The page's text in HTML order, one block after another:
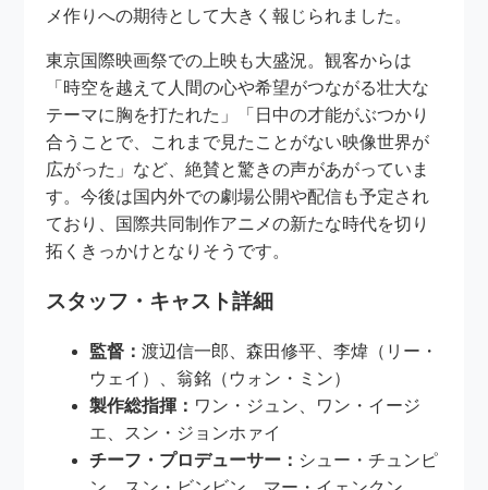
メ作りへの期待として大きく報じられました。
東京国際映画祭での上映も大盛況。観客からは
「時空を越えて人間の心や希望がつながる壮大な
テーマに胸を打たれた」「日中の才能がぶつかり
合うことで、これまで見たことがない映像世界が
広がった」など、絶賛と驚きの声があがっていま
す。今後は国内外での劇場公開や配信も予定され
ており、国際共同制作アニメの新たな時代を切り
拓くきっかけとなりそうです。
スタッフ・キャスト詳細
監督：渡辺信一郎、森田修平、李煒（リー・
ウェイ）、翁銘（ウォン・ミン）
製作総指揮： ワン・ジュン、ワン・イージ
エ、スン・ジョンホァイ
チーフ・プロデューサー： シュー・チュンピ